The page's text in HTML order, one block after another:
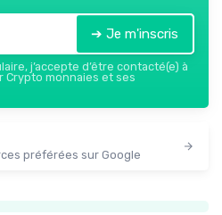
➔ Je m'inscris
j’accepte d’être contacté(e) à
Crypto monnaies et ses
préférées sur Google